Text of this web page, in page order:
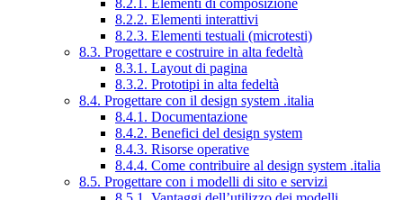
8.2.1. Elementi di composizione
8.2.2. Elementi interattivi
8.2.3. Elementi testuali (microtesti)
8.3. Progettare e costruire in alta fedeltà
8.3.1. Layout di pagina
8.3.2. Prototipi in alta fedeltà
8.4. Progettare con il design system .italia
8.4.1. Documentazione
8.4.2. Benefici del design system
8.4.3. Risorse operative
8.4.4. Come contribuire al design system .italia
8.5. Progettare con i modelli di sito e servizi